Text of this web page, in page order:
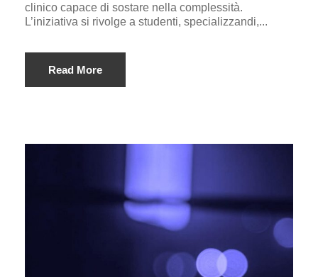
clinico capace di sostare nella complessità.
L’iniziativa si rivolge a studenti, specializzandi,...
Read More